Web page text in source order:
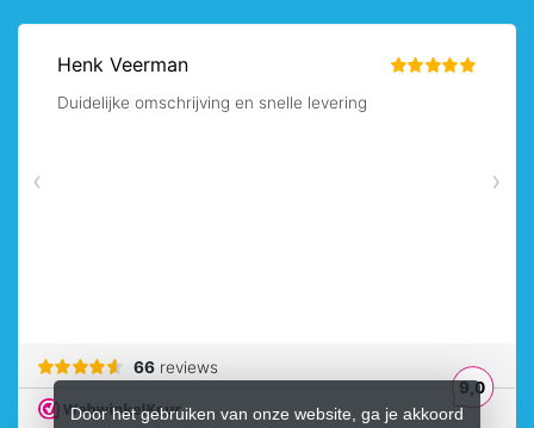
Door het gebruiken van onze website, ga je akkoord